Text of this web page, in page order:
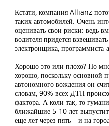
Кстати, компания Allianz
таких автомобилей. Очень
оценивать свои риски: ведь
водителя придется
электронщика,
Хорошо это или плохо? По
хорошо, поскольку основной
автономного вождения он
словам, 90% всех ДТП
фактора. А коли так, то
ближайшие 5-10 лет
еще лет через пять – и на